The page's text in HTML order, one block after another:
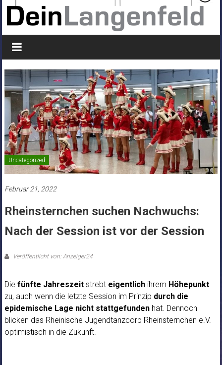
Uncategorized
Februar 21, 2022
Rheinsternchen suchen Nachwuchs:
Nach der Session ist vor der Session
Veröffentlicht von: Anzeiger24
Die fünfte Jahreszeit strebt eigentlichihrem Höhepunkt
zu, auch wenn die letzte Session im Prinzip durch die
epidemische Lage nicht stattgefundenhat. Dennoch
blicken das Rheinische Jugendtanzcorp Rheinsternchen e.V.
optimistisch in die Zukunft.